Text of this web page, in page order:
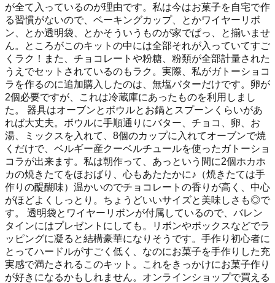
が全て入っているのが理由です。私は今はお菓子を自宅で作
る習慣がないので、ベーキングカップ、とかワイヤーリボ
ン、とか透明袋、とかそういうものが家でぱっ、と揃いませ
ん。ところがこのキットの中には全部それが入っていてすご
くラク！また、チョコレートや粉糖、粉類が全部計量された
うえでセットされているのもラク。実際、私がガトーショコ
ラを作るのに追加購入したのは、無塩バターだけです。卵が
2個必要ですが、これは冷蔵庫にあったものを利用しまし
た。 器具はオーブンとボウルとお鍋とスプーンくらいがあ
れば大丈夫。ボウルに手順通りにバター、チョコ、卵、お
湯、ミックスを入れて、8個のカップに入れてオーブンで焼
くだけで、ベルギー産クーベルチュールを使ったガトーショ
コラが出来ます。私は朝作って、あっという間に2個ホカホ
カの焼きたてをほおばり、心もあたたかに♪（焼きたては手
作りの醍醐味）温かいのでチョコレートの香りが高く、中心
がほどよくしっとり。ちょうどいいサイズと美味しさも◎で
す。 透明袋とワイヤーリボンが付属しているので、バレン
タインにはプレゼントにしても。リボンやボックスなどでラ
ッピングに凝ると結構豪華になりそうです。手作り初心者に
とってハードルがすごく低く、なのにお菓子を手作りした充
実感で満たされるこのキット。これをきっかけにお菓子作り
が好きになるかもしれません。オンラインショップで買える